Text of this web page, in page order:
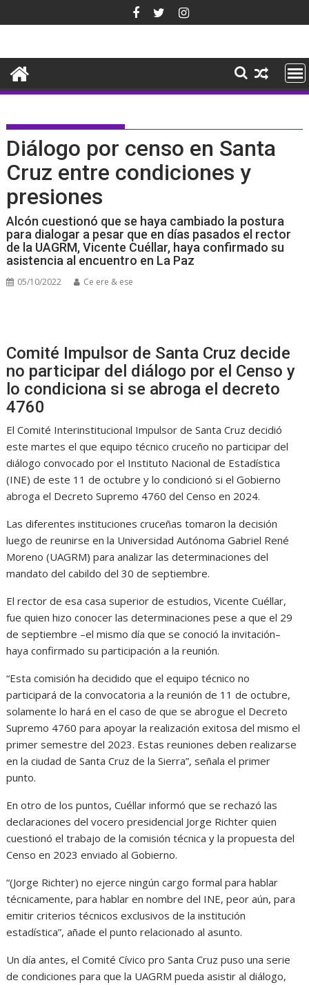
al
Diálogo por censo en Santa
Cruz entre condiciones y
presiones
Alcón cuestionó que se haya cambiado la postura
para dialogar a pesar que en días pasados el rector
de la UAGRM, Vicente Cuéllar, haya confirmado su
asistencia al encuentro en La Paz
05/10/2022 Ce ere & ese
Comité Impulsor de Santa Cruz decide
no participar del diálogo por el Censo y
lo condiciona si se abroga el decreto
4760
El Comité Interinstitucional Impulsor de Santa Cruz decidió
este martes el que equipo técnico cruceño no participar del
diálogo convocado por el Instituto Nacional de Estadística
(INE) de este 11 de octubre y lo condicionó si el Gobierno
abroga el Decreto Supremo 4760 del Censo en 2024.
Las diferentes instituciones cruceñas tomaron la decisión
luego de reunirse en la Universidad Autónoma Gabriel René
Moreno (UAGRM) para analizar las determinaciones del
mandato del cabildo del 30 de septiembre.
El rector de esa casa superior de estudios, Vicente Cuéllar,
fue quien hizo conocer las determinaciones pese a que el 29
de septiembre –el mismo día que se conoció la invitación–
haya confirmado su participación a la reunión.
“Esta comisión ha decidido que el equipo técnico no
participará de la convocatoria a la reunión de 11 de octubre,
solamente lo hará en el caso de que se abrogue el Decreto
Supremo 4760 para apoyar la realización exitosa del mismo el
primer semestre del 2023. Estas reuniones deben realizarse
en la ciudad de Santa Cruz de la Sierra”, señala el primer
punto.
En otro de los puntos, Cuéllar informó que se rechazó las
declaraciones del vocero presidencial Jorge Richter quien
cuestionó el trabajo de la comisión técnica y la propuesta del
Censo en 2023 enviado al Gobierno.
“(Jorge Richter) no ejerce ningún cargo formal para hablar
técnicamente, para hablar en nombre del INE, peor aún, para
emitir criterios técnicos exclusivos de la institución
estadística”, añade el punto relacionado al asunto.
Un día antes, el Comité Cívico pro Santa Cruz puso una serie
de condiciones para que la UAGRM pueda asistir al diálogo,